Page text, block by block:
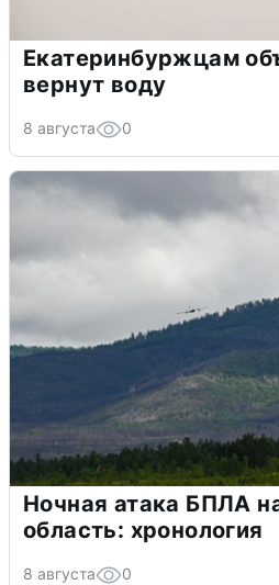
Екатеринбуржцам
вернут воду
8 августа 0
Ночная атака БПЛА
область: хронология
8 августа 0